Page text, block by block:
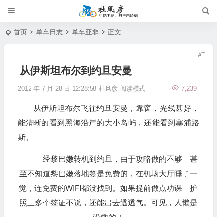
首页 单车日志 单车亚非 正文
从伊斯坦布尔到约旦安曼
2012 年 7 月 28 日 12:28:58 杜风彦 7,239
阅读模式
从伊斯坦布尔飞往约旦安曼，靠窗，光线甚好，
能清晰的看到黑海沿岸的大小岛屿，还能看到塞浦路
斯。
经黎巴嫩转机到约旦，由于攻略做的不够，甚
至不知道黎巴嫩落地签是免费的，在机场大厅睡了一
觉，连免费的WIFI都没找到。如果提前做点功课，护
照上多个签证不说，还能出去透透气。可见，人懒是